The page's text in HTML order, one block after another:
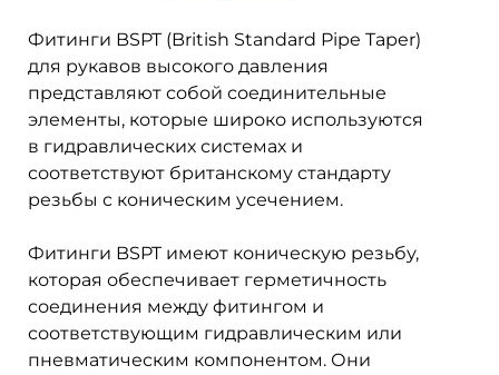
Фитинги BSPT (British Standard Pipe Taper)
для рукавов высокого давления
представляют собой соединительные
элементы, которые широко используются
в гидравлических системах и
соответствуют британскому стандарту
резьбы с коническим усечением.
Фитинги BSPT имеют коническую резьбу,
которая обеспечивает герметичность
соединения между фитингом и
соответствующим гидравлическим или
пневматическим компонентом. Они